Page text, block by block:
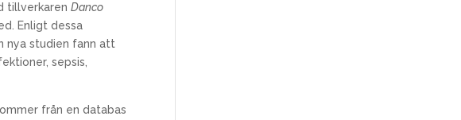
tillverkarenDanco
Enligt dessa
nya studien fann att
sepsis,
från en databas